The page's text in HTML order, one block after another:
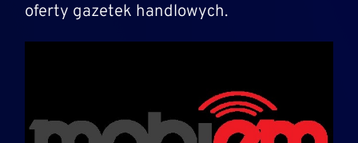
oferty gazetek handlowych.